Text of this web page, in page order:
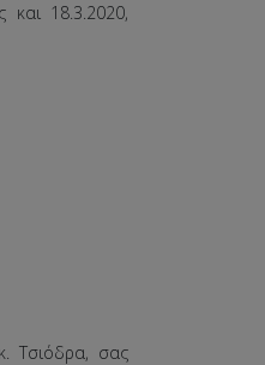
και 18.3.2020,
Τσιόδρα, σας